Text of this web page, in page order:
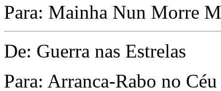
Para: Mainha Nun Morre
De: Guerra nas Estrelas
Para: Arranca-Rabo no Céu